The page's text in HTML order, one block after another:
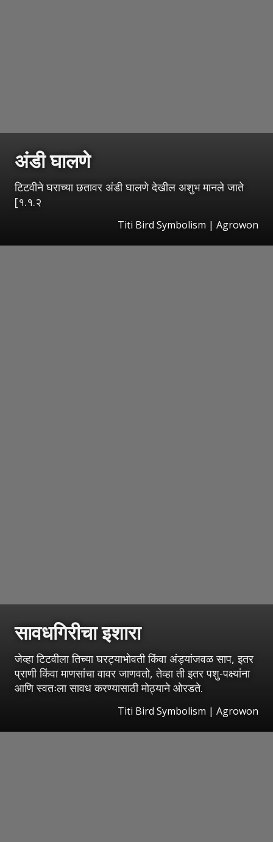
अंडी घालणे
टिटवीने घराच्या छतावर अंडी घालणे देखील अशुभ मानले जाते
[१.१.२
Titi Bird Symbolism | Agrowon
सावधगिरीचा इशारा
जेव्हा टिटवीला तिच्या घरट्याभोवती किंवा अंड्यांजवळ साप, इतर
प्राणी किंवा माणसांचा वावर जाणवतो, तेव्हा ती इतर पशु-पक्ष्यांना
आणि स्वतःला सावध करण्यासाठी मोठ्याने ओरडते.
Titi Bird Symbolism | Agrowon